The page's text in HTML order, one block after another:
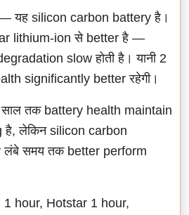
यह silicon carbon battery है।
lithium-ion से better है —
slow होती है। यानी 2
significantly better रहेगी।
तक battery health maintain
है, लेकिन silicon carbon
लंबे समय तक better perform
hour, Hotstar 1 hour,